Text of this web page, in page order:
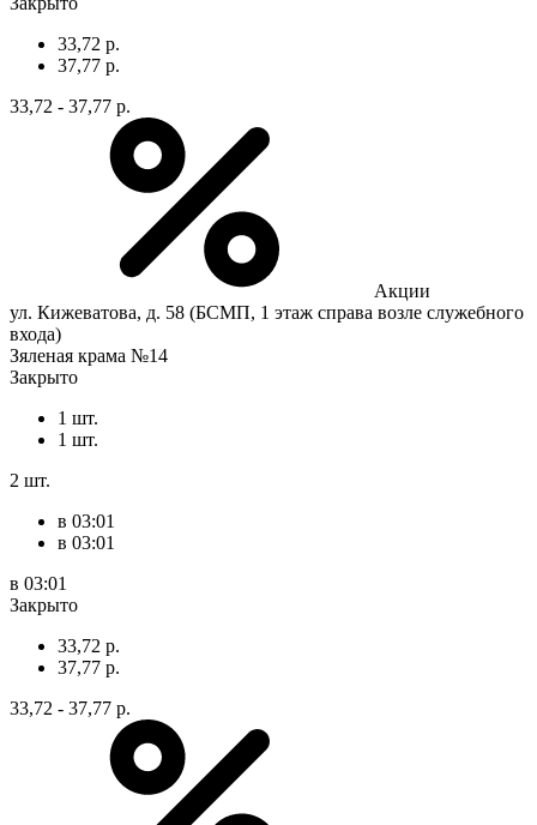
33,72 р.
37,77 р.
33,72 - 37,77 р.
Акции
ул. Кижеватова, д. 58 (БСМП, 1 этаж справа возле служебного
входа)
Зяленая крама №14
Закрыто
1 шт.
1 шт.
2 шт.
в 03:01
в 03:01
в 03:01
Закрыто
33,72 р.
37,77 р.
33,72 - 37,77 р.